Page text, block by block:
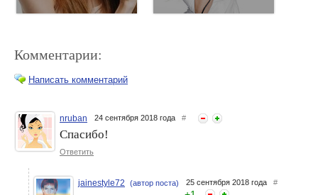
BABAYAGA by ESTEL: сила
ягод и трав для волос
Комментарии:
Написать комментарий
nruban 24 сентября 2018 года #
Спасибо!
Ответить
jainestyle72 (автор поста) 25 сентября 2018 года #